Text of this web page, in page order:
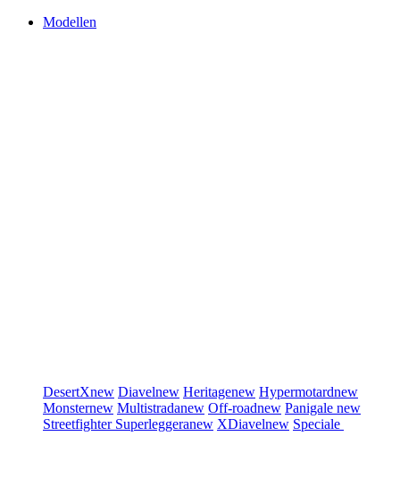
Modellen
DesertXnew Diavelnew Heritagenew Hypermotardnew
Monsternew Multistradanew Off-roadnew Panigale new
Streetfighter Superleggeranew XDiavelnew Speciale